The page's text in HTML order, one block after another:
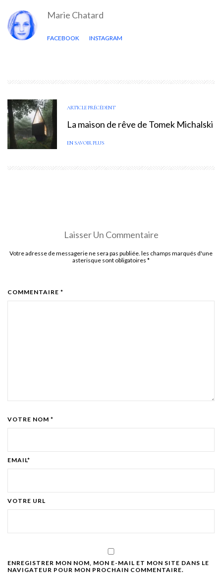
Marie Chatard
FACEBOOK INSTAGRAM
ARTICLE PRÉCÉDENT
La maison de rêve de Tomek Michalski
EN SAVOIR PLUS
Laisser Un Commentaire
Votre adresse de messagerie ne sera pas publiée. les champs marqués d'une
asterisque sont obligatoires *
COMMENTAIRE *
VOTRE NOM *
EMAIL*
VOTRE URL
ENREGISTRER MON NOM, MON E-MAIL ET MON SITE DANS LE
NAVIGATEUR POUR MON PROCHAIN COMMENTAIRE.